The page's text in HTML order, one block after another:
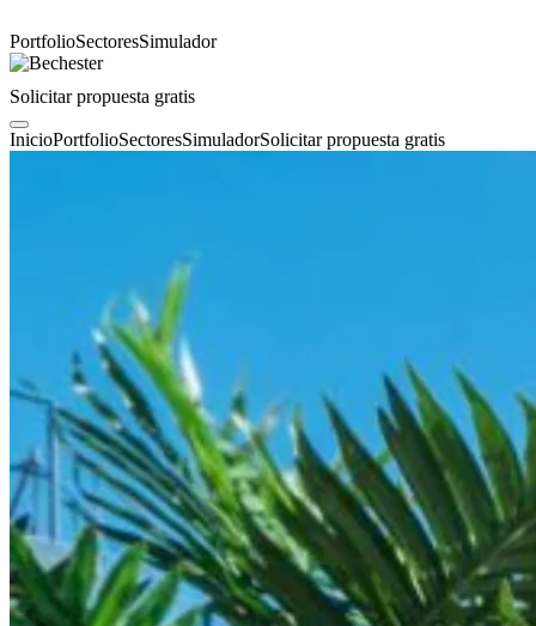
PortfolioSectoresSimulador
Solicitar propuesta gratis
InicioPortfolioSectoresSimuladorSolicitar propuesta gratis